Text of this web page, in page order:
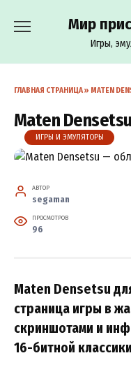
Мир
Игры,
ГЛАВНАЯ СТРАНИЦА» MATEN
Maten Densetsu
ИГРЫ И ЭМУЛЯТОРЫ
АВТОР
segaman
ПРОСМОТРОВ
96
Maten Densetsu
страница игры в
скриншотами и
16-битной